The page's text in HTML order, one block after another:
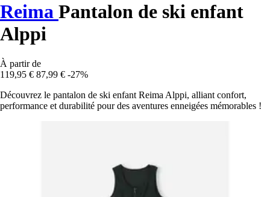
Reima Pantalon de ski enfant
Alppi
À partir de
119,95 € 87,99 € -27%
Découvrez le pantalon de ski enfant Reima Alppi, alliant confort,
performance et durabilité pour des aventures enneigées mémorables !